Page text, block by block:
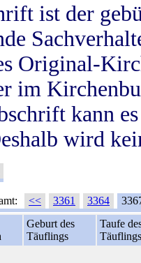
ist der
Original-
im
kann
wird
<< 3361 3364
Geburt des
Täuflings
Taufe
Täuflings